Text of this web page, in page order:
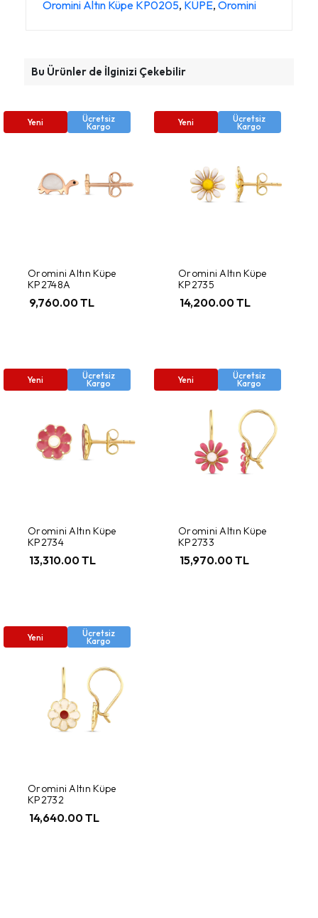
Oromini Altın Küpe KP0205, KÜPE, Oromini
Bu Ürünler de İlginizi Çekebilir
Yeni Ücretsiz
Kargo
Oromini Altın Küpe
KP2748A
9,760.00 TL
Yeni Ücretsiz
Kargo
Oromini Altın Küpe
KP2735
14,200.00 TL
Yeni Ücretsiz
Kargo
Oromini Altın Küpe
KP2734
13,310.00 TL
Yeni Ücretsiz
Kargo
Oromini Altın Küpe
KP2733
15,970.00 TL
Yeni Ücretsiz
Kargo
Oromini Altın Küpe
KP2732
14,640.00 TL